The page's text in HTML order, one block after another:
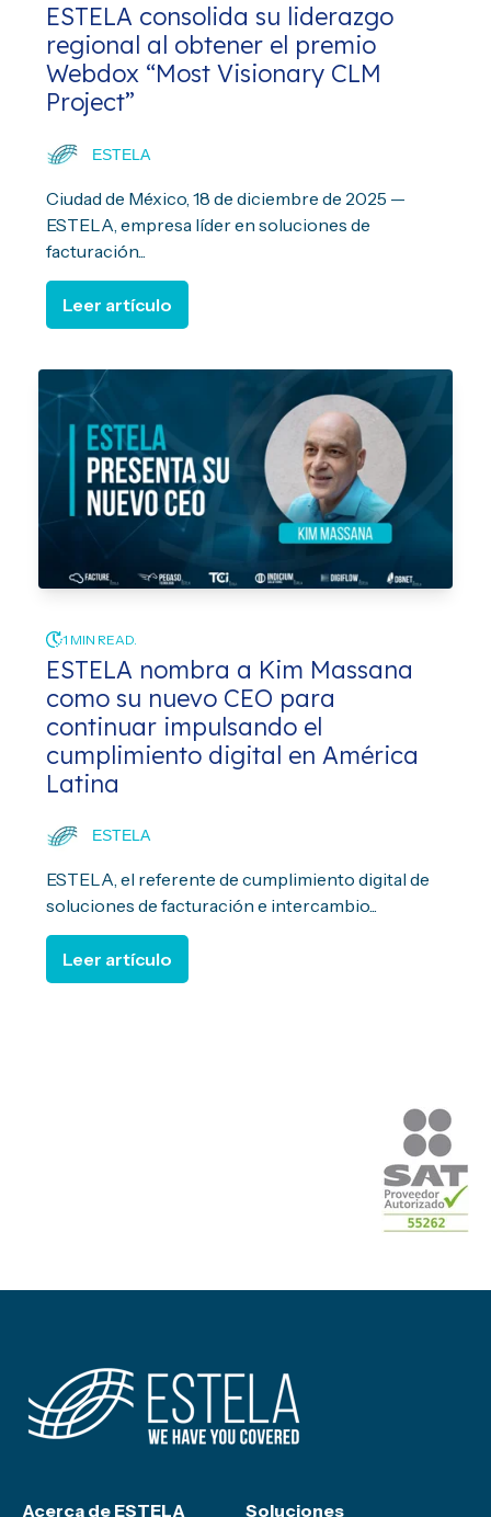
ESTELA consolida su liderazgo
regional al obtener el premio
Webdox “Most Visionary CLM
Project”
ESTELA
Ciudad de México, 18 de diciembre de 2025 —
ESTELA, empresa líder en soluciones de
facturación...
Leer artículo
1 MIN READ.
ESTELA nombra a Kim Massana
como su nuevo CEO para
continuar impulsando el
cumplimiento digital en América
Latina
ESTELA
ESTELA, el referente de cumplimiento digital de
soluciones de facturación e intercambio...
Leer artículo
Acerca de ESTELA
Soluciones